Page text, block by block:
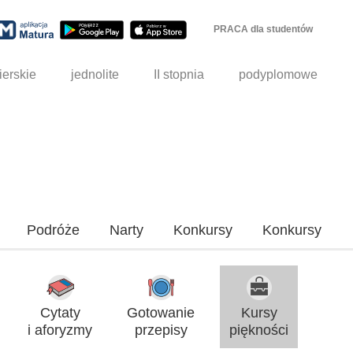
PRACA dla studentów
jednolite II stopnia podyplomowe
Podróże Narty Konkursy Konkursy
Cytaty
i aforyzmy
Gotowanie
przepisy
Kursy
piękności